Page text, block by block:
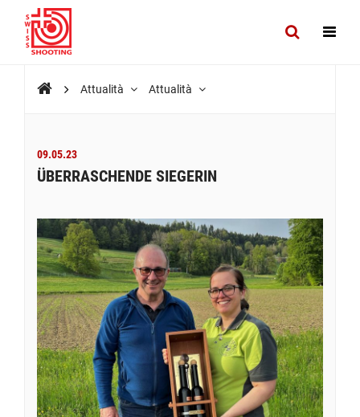
Attualità Attualità
09.05.23
ÜBERRASCHENDE SIEGERIN